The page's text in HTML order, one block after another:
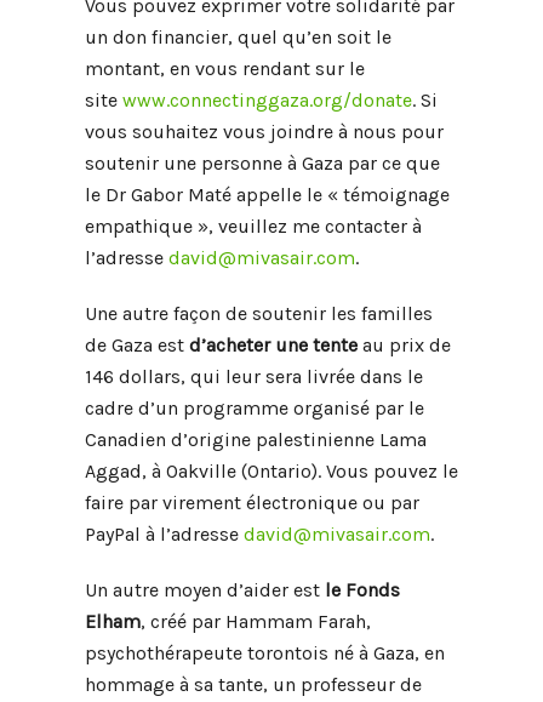
Vous pouvez exprimer votre solidarité par
un don financier, quel qu’en soit le
montant, en vous rendant sur le
site www.connectinggaza.org/donate. Si
vous souhaitez vous joindre à nous pour
soutenir une personne à Gaza par ce que
le Dr Gabor Maté appelle le « témoignage
empathique », veuillez me contacter à
l’adresse david@mivasair.com.
Une autre façon de soutenir les familles
de Gaza est d’acheter une tente au prix de
146 dollars, qui leur sera livrée dans le
cadre d’un programme organisé par le
Canadien d’origine palestinienne Lama
Aggad, à Oakville (Ontario). Vous pouvez le
faire par virement électronique ou par
PayPal à l’adresse david@mivasair.com.
Un autre moyen d’aider est le Fonds
Elham, créé par Hammam Farah,
psychothérapeute torontois né à Gaza, en
hommage à sa tante, un professeur de